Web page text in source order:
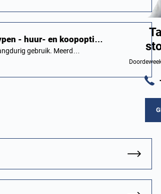
- huur- en koopopti…
gebruik. Meerd…